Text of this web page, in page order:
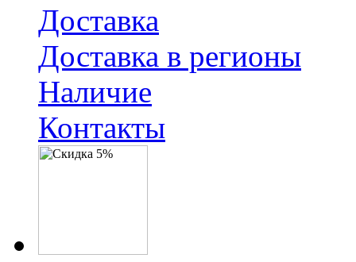
Доставка
Доставка в регионы
Наличие
Контакты